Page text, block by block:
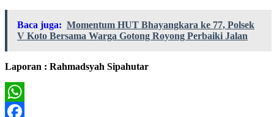
Baca juga: Momentum HUT Bhayangkara ke 77, Polsek
V Koto Bersama Warga Gotong Royong Perbaiki Jalan
Laporan : Rahmadsyah Sipahutar
WhatsApp